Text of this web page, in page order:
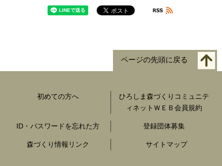
ページの先頭に戻る
初めての方へ
ひろしま森づくりコミュニテ
ィネットＷＥＢ会員規約
ID・パスワードを忘れた方 登録団体募集
森づくり情報リンク サイトマップ